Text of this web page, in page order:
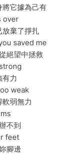
它據為己有
over
棄了掙扎
saved me
絕望中拯救
力
weak
弱無力
不到
feet
腳邊